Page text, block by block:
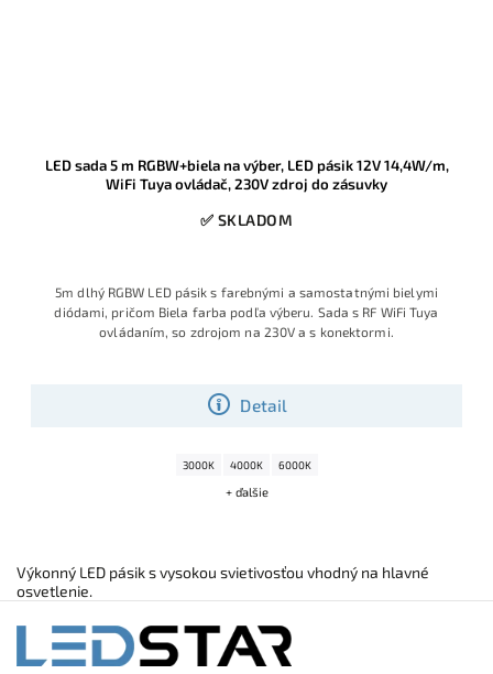
LED sada 5 m RGBW+biela na výber, LED pásik 12V 14,4W/m,
WiFi Tuya ovládač, 230V zdroj do zásuvky
✅ SKLADOM
Detail
5m dlhý RGBW LED pásik s farebnými a samostatnými bielymi
diódami, pričom Biela farba podľa výberu. Sada s RF WiFi Tuya
ovládaním, so zdrojom na 230V a s konektormi.
3000K 4000K 6000K
+ ďalšie
Výkonný LED pásik s vysokou svietivosťou vhodný na hlavné
osvetlenie.